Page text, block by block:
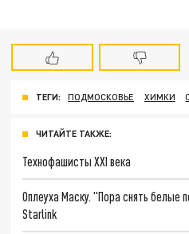
ТЕГИ: ПОДМОСКОВЬЕ ХИМКИ
ЧИТАЙТЕ ТАКЖЕ:
Технофашисты XXI века
Оплеуха Маску. "Пора снять белые
Starlink